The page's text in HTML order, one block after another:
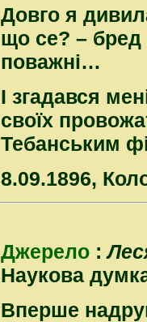
Довго я
що се? – бред
поважні…
І згадався
своїх
Тебанським
8.09.1896,
Джерело :
Наукова
Вперше